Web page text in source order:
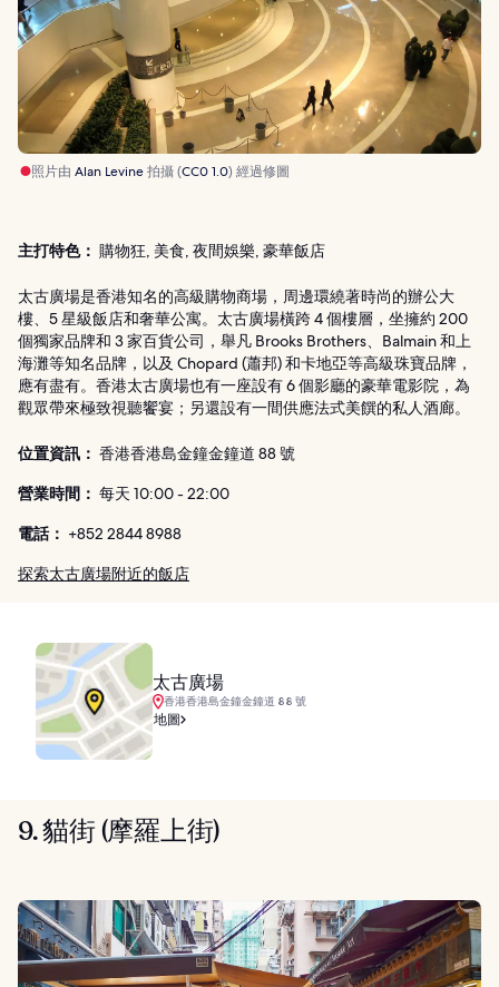
照片由 Alan Levine拍攝 (CC0 1.0) 經過修圖
主打特色： 購物狂, 美食, 夜間娛樂, 豪華飯店
太古廣場是香港知名的高級購物商場，周邊環繞著時尚的辦公大
樓、5 星級飯店和奢華公寓。太古廣場橫跨 4 個樓層，坐擁約 200
個獨家品牌和 3 家百貨公司，舉凡 Brooks Brothers、Balmain 和上
海灘等知名品牌，以及 Chopard (蕭邦) 和卡地亞等高級珠寶品牌，
應有盡有。香港太古廣場也有一座設有 6 個影廳的豪華電影院，為
觀眾帶來極致視聽饗宴；另還設有一間供應法式美饌的私人酒廊。
位置資訊： 香港香港島金鐘金鐘道 88 號
營業時間： 每天 10:00 - 22:00
電話： +852 2844 8988
探索太古廣場附近的飯店
太古廣場
香港香港島金鐘金鐘道 88 號
地圖
9. 貓街 (摩羅上街)